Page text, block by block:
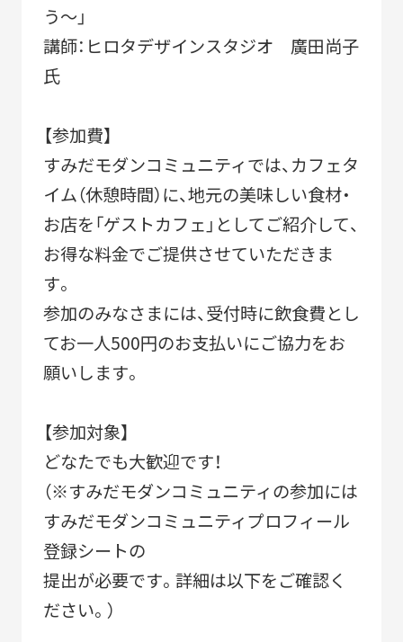
COMMUNITY
う～」
講師：ヒロタデザインスタジオ 廣田尚子
氏
【参加費】
すみだモダンコミュニティでは、カフェタ
イム（休憩時間）に、地元の美味しい食材・
お店を「ゲストカフェ」としてご紹介して、
お得な料金でご提供させていただきま
す。
参加のみなさまには、受付時に飲食費とし
てお一人500円のお支払いにご協力をお
願いします。
【参加対象】
どなたでも大歓迎です！
（※すみだモダンコミュニティの参加には
すみだモダンコミュニティプロフィール
登録シートの
提出が必要です。詳細は以下をご確認く
ださい。）